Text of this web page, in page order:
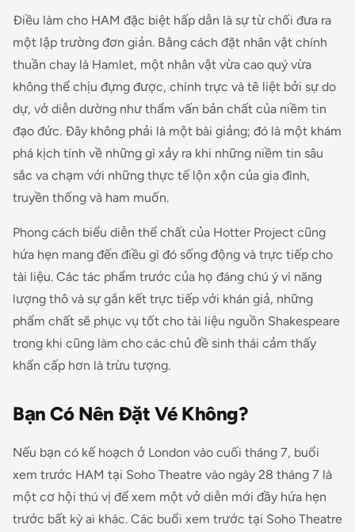
Điều làm cho HAM đặc biệt hấp dẫn là sự từ chối đưa ra
một lập trường đơn giản. Bằng cách đặt nhân vật chính
thuần chay là Hamlet, một nhân vật vừa cao quý vừa
không thể chịu đựng được, chính trực và tê liệt bởi sự do
dự, vở diễn dường như thẩm vấn bản chất của niềm tin
đạo đức. Đây không phải là một bài giảng; đó là một khám
phá kịch tính về những gì xảy ra khi những niềm tin sâu
sắc va chạm với những thực tế lộn xộn của gia đình,
truyền thống và ham muốn.
Phong cách biểu diễn thể chất của Hotter Project cũng
hứa hẹn mang đến điều gì đó sống động và trực tiếp cho
tài liệu. Các tác phẩm trước của họ đáng chú ý vì năng
lượng thô và sự gắn kết trực tiếp với khán giả, những
phẩm chất sẽ phục vụ tốt cho tài liệu nguồn Shakespeare
trong khi cũng làm cho các chủ đề sinh thái cảm thấy
khẩn cấp hơn là trừu tượng.
Bạn Có Nên Đặt Vé Không?
Nếu bạn có kế hoạch ở London vào cuối tháng 7, buổi
xem trước HAM tại Soho Theatre vào ngày 28 tháng 7 là
một cơ hội thú vị để xem một vở diễn mới đầy hứa hẹn
trước bất kỳ ai khác. Các buổi xem trước tại Soho Theatre